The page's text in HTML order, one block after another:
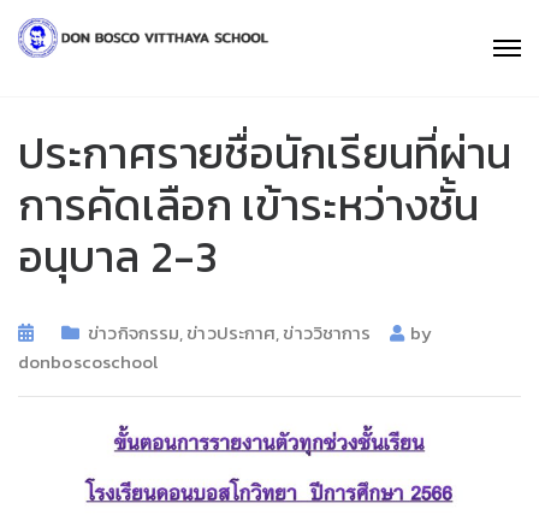
ประกาศรายชื่อนักเรียนที่ผ่าน
การคัดเลือก เข้าระหว่างชั้น
อนุบาล 2-3
ข่าวกิจกรรม,ข่าวประกาศ,ข่าววิชาการ
by
donboscoschool